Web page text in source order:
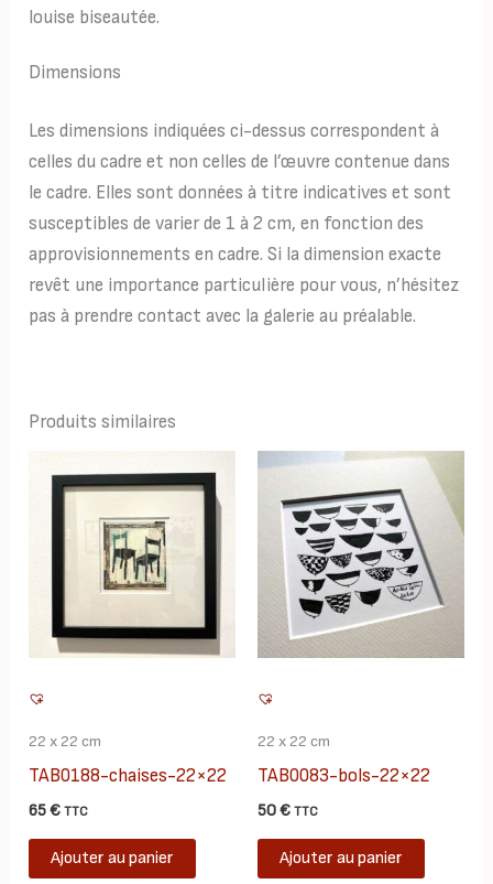
louise biseautée.
Dimensions
Les dimensions indiquées ci-dessus correspondent à
celles du cadre et non celles de l’œuvre contenue dans
le cadre. Elles sont données à titre indicatives et sont
susceptibles de varier de 1 à 2 cm, en fonction des
approvisionnements en cadre. Si la dimension exacte
revêt une importance particulière pour vous, n’hésitez
pas à prendre contact avec la galerie au préalable.
Produits similaires
22 x 22 cm
TAB0188-chaises-22×22
65€ TTC
Ajouter au panier
22 x 22 cm
TAB0083-bols-22×22
50€ TTC
Ajouter au panier